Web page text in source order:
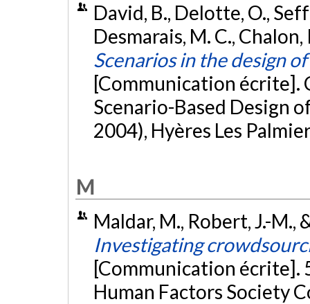
David, B., Delotte, O.,
Desmarais, M. C.,
Scenarios in the design
[Communication écrite].
Scenario-Based Design
2004), Hyères Les
M
Maldar, M., Robert, J.-M.,
Investigating
[Communication écrite].
Human Factors Society